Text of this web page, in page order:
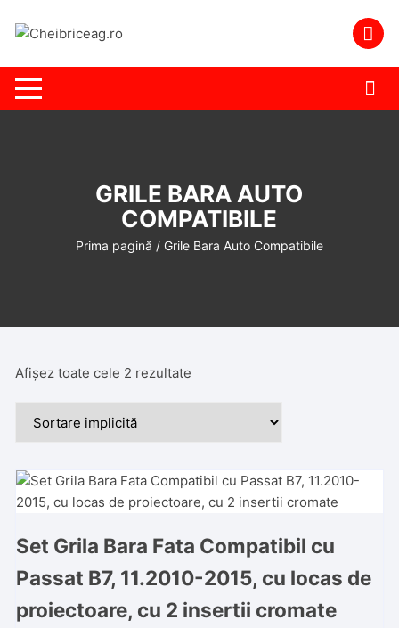
GRILE BARA AUTO
COMPATIBILE
Prima pagină / Grile Bara Auto Compatibile
Afișez toate cele 2 rezultate
Set Grila Bara Fata Compatibil cu
Passat B7, 11.2010-2015, cu locas de
proiectoare, cu 2 insertii cromate